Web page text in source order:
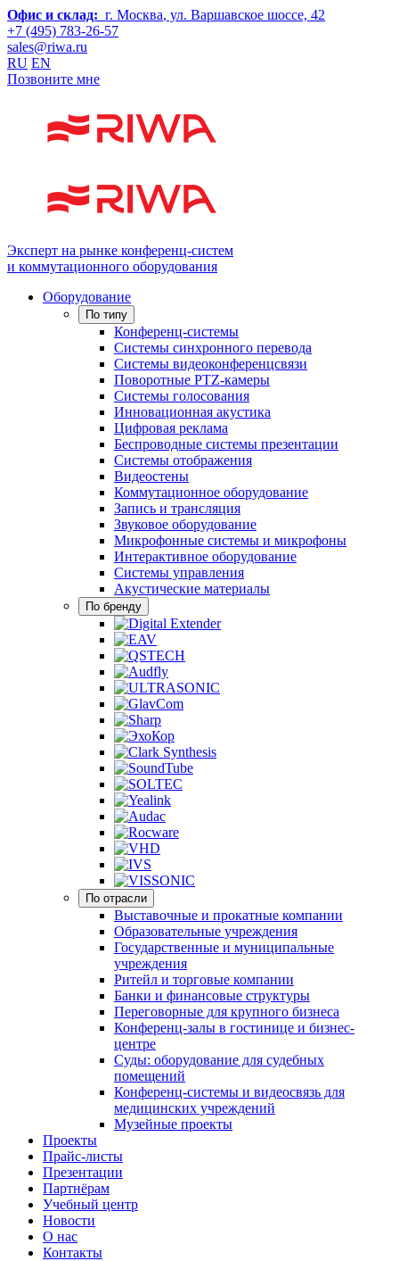
Офис и склад: г. Москва, ул. Варшавское шоссе, 42
+7 (495) 783-26-57
sales@riwa.ru
RU EN
Позвоните мне
Эксперт на рынке конференц-систем
и коммутационного оборудования
Оборудование
По типу
Конференц-системы
Системы синхронного перевода
Системы видеоконференцсвязи
Поворотные PTZ-камеры
Системы голосования
Инновационная акустика
Цифровая реклама
Беспроводные системы презентации
Системы отображения
Видеостены
Коммутационное оборудование
Запись и трансляция
Звуковое оборудование
Микрофонные системы и микрофоны
Интерактивное оборудование
Системы управления
Акустические материалы
По бренду
По отрасли
Выставочные и прокатные компании
Образовательные учреждения
Государственные и муниципальные
учреждения
Ритейл и торговые компании
Банки и финансовые структуры
Переговорные для крупного бизнеса
Конференц-залы в гостинице и бизнес-
центре
Суды: оборудование для судебных
помещений
Конференц-системы и видеосвязь для
медицинских учреждений
Музейные проекты
Проекты
Прайс-листы
Презентации
Партнёрам
Учебный центр
Новости
О нас
Контакты